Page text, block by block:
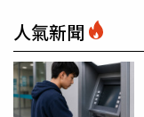
人氣新聞